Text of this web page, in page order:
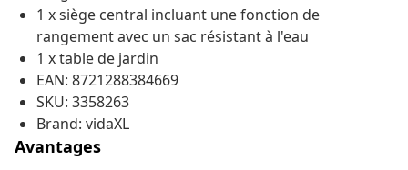
1 x siège central incluant une fonction de
rangement avec un sac résistant à l'eau
1 x table de jardin
EAN: 8721288384669
SKU: 3358263
Brand: vidaXL
Avantages